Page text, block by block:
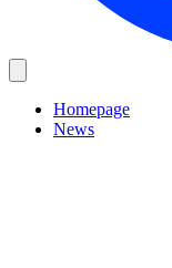
Homepage
News